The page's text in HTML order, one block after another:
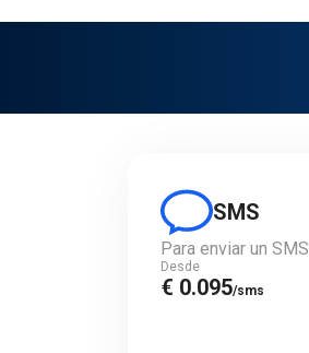
SMS
Para enviar un SMS
Desde
€ 0.095/sms